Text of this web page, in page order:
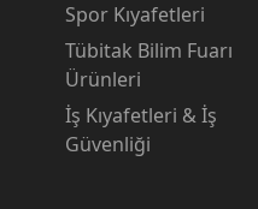
Spor Kıyafetleri
Tübitak Bilim Fuarı
Ürünleri
İş Kıyafetleri & İş
Güvenliği